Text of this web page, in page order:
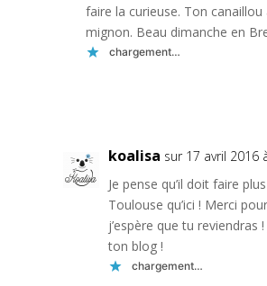
faire la curieuse. Ton canaillou
mignon. Beau dimanche en
chargement…
koalisa sur 17 avril 2016
Je pense qu’il doit faire
Toulouse qu’ici ! Merci
j’espère que tu reviendras
ton blog !
chargement…